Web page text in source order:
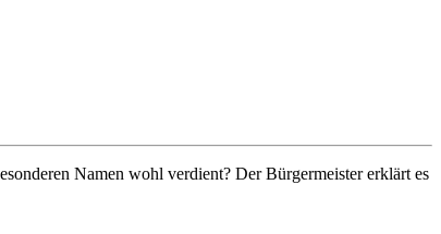
Namen wohl verdient? Der Bürgermeister erklärt es